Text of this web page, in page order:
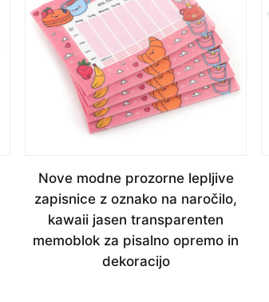
Nove modne prozorne lepljive
zapisnice z oznako na naročilo,
kawaii jasen transparenten
memoblok za pisalno opremo in
dekoracijo